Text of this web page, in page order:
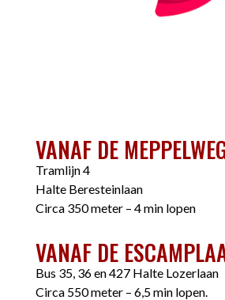
VANAF DE
Tramlijn 4
Halte Beresteinlaan
Circa 350 meter – 4 min lopen
VANAF DE
Bus 35, 36 en 427 Halte Lozerlaan
Circa 550 meter – 6,5 min lopen.